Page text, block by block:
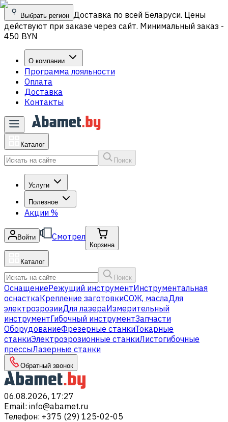
Выбрать регион Доставка по всей Беларуси. Цены
действуют при заказе через сайт. Минимальный заказ -
450 BYN
О компании
Программа лояльности
Оплата
Доставка
Контакты
Каталог
Поиск
Услуги
Полезное
Акции %
Войти Смотрел
Корзина
Каталог
Поиск
ОснащениеРежущий инструментИнструментальная
оснасткаКрепление заготовкиСОЖ, маслаДля
электроэрозииДля лазераИзмерительный
инструментГибочный инструментЗапчасти
ОборудованиеФрезерные станкиТокарные
станкиЭлектроэрозионные станкиЛистогибочные
прессыЛазерные станки
Обратный звонок
06.08.2026, 17:27
Email: info@abamet.ru
Телефон: +375 (29) 125-02-05